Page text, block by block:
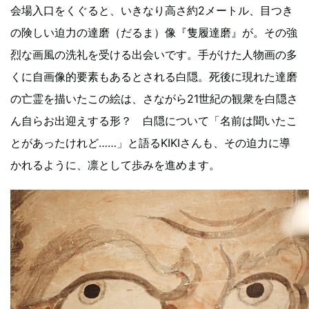
会場入口をくぐると、いきなり高さ約2メートル、目つき
の険しい迫力の達磨（だるま）像『隻履達磨』が。その強
烈な画風の洗礼を受ける出会いです。手がけた人物画の多
くに自画像的要素もあるとされる白隠。死後に現れた達磨
の亡霊を描いたこの絵は、さながら21世紀の観衆を白隠さ
ん自らお出迎えする形？ 白隠について「名前は聞いたこ
とがあったけれど……」と語るKIKIさんも、その迫力に導
かれるように、凛として歩みを進めます。